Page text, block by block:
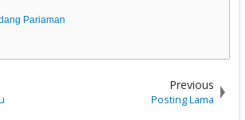
Pariaman
Previous
Posting Lama